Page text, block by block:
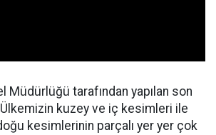
Müdürlüğü tarafından yapılan son
kuzey ve iç kesimleri ile
kesimlerinin parçalı yer yer çok